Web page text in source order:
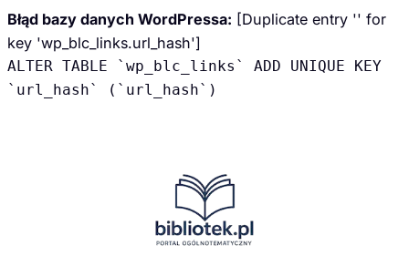
Błąd bazy danych WordPressa: [Duplicate entry '' for
key 'wp_blc_links.url_hash']
ALTER TABLE `wp_blc_links` ADD UNIQUE KEY
`url_hash` (`url_hash`)